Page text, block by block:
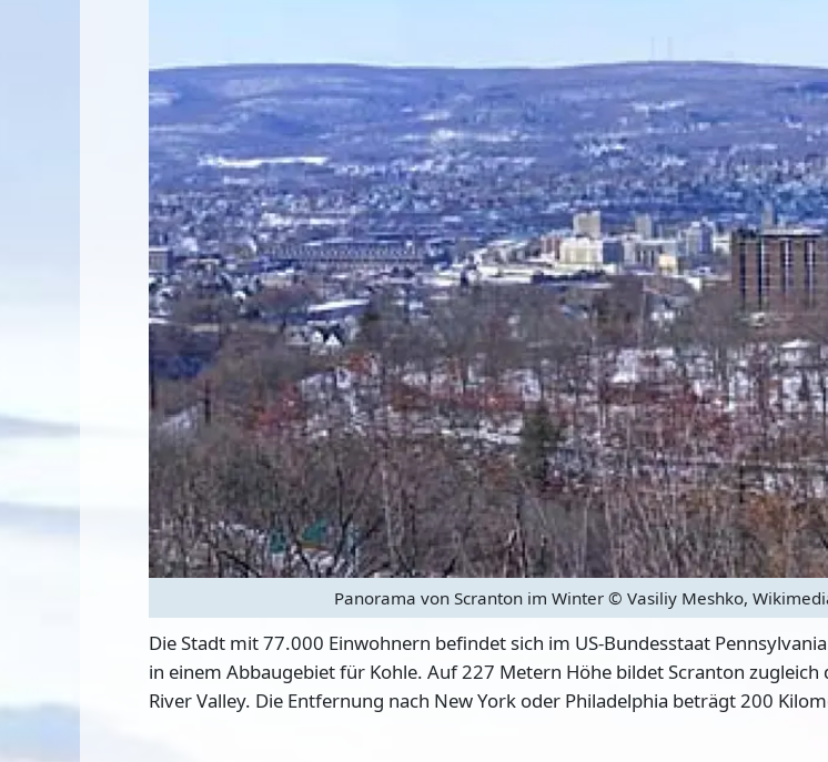
Panorama von Scranton im Winter © Vasiliy Meshko,
Die Stadt mit 77.000 Einwohnern befindet sich im US-Bundesstaat
in einem Abbaugebiet für Kohle. Auf 227 Metern Höhe bildet Scranton
River Valley. Die Entfernung nach New York oder Philadelphia beträgt 200